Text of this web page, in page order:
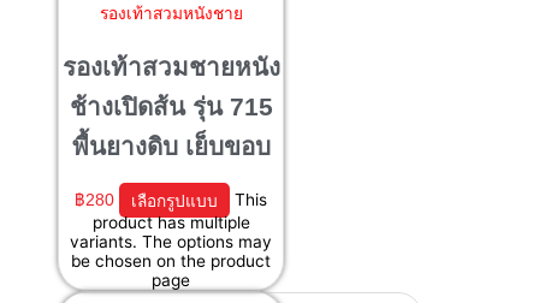
รองเท้าสวมหนังชาย
รองเท้าสวมชายหนัง
ช้างเปิดส้น รุ่น 715
พื้นยางดิบ เย็บขอบ
฿280 เลือกรูปแบบ
This
product has multiple
variants. The options may
be chosen on the product
page